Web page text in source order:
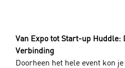
Van Expo tot Start-up Huddle:
Verbinding
Doorheen het hele event kon